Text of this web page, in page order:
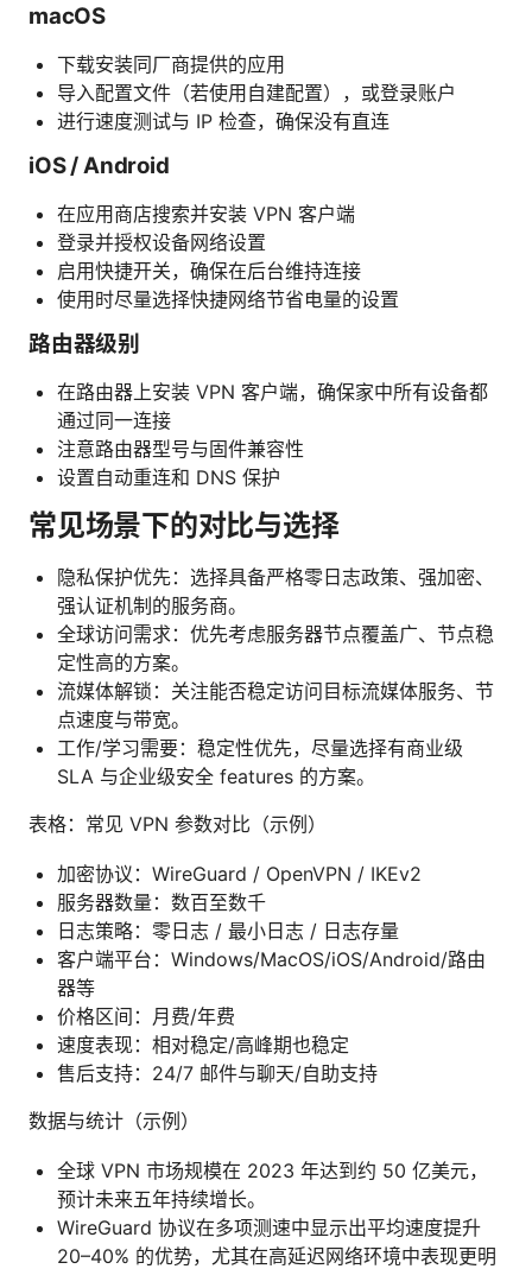
macOS
下载安装同厂商提供的应用
导入配置文件（若使用自建配置），或登录账户
进行速度测试与 IP 检查，确保没有直连
iOS / Android
在应用商店搜索并安装 VPN 客户端
登录并授权设备网络设置
启用快捷开关，确保在后台维持连接
使用时尽量选择快捷网络节省电量的设置
路由器级别
在路由器上安装 VPN 客户端，确保家中所有设备都
通过同一连接
注意路由器型号与固件兼容性
设置自动重连和 DNS 保护
常见场景下的对比与选择
隐私保护优先：选择具备严格零日志政策、强加密、
强认证机制的服务商。
全球访问需求：优先考虑服务器节点覆盖广、节点稳
定性高的方案。
流媒体解锁：关注能否稳定访问目标流媒体服务、节
点速度与带宽。
工作/学习需要：稳定性优先，尽量选择有商业级
SLA 与企业级安全 features 的方案。
表格：常见 VPN 参数对比（示例）
加密协议：WireGuard / OpenVPN / IKEv2
服务器数量：数百至数千
日志策略：零日志 / 最小日志 / 日志存量
客户端平台：Windows/MacOS/iOS/Android/路由
器等
价格区间：月费/年费
速度表现：相对稳定/高峰期也稳定
售后支持：24/7 邮件与聊天/自助支持
数据与统计（示例）
全球 VPN 市场规模在 2023 年达到约 50 亿美元，
预计未来五年持续增长。
WireGuard 协议在多项测速中显示出平均速度提升
20–40% 的优势，尤其在高延迟网络环境中表现更明